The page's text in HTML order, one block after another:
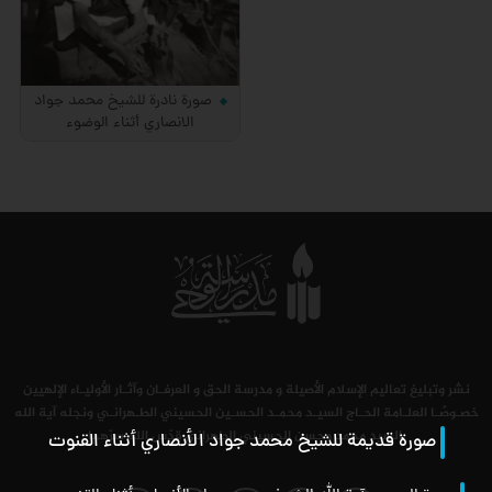
صورة نادرة للشيخ محمد جواد
الانصاري أثناء الوضوء
صورة قديمة للشيخ محمد جواد الأنصاري أثناء القنوت
نشر وتبليغ تعاليم الإسلام الأصيلة و مدرسة الحق و العرفـان وآثـار الأوليـاء الإلهيين
خصـوصًـا العلـامة الحـاج السيـد محمـد الحسـين الحسيني الطـهرانـي ونجله آية الله
السيد محمد محسن الحسيني الطهراني قدّس الله سرّهما.